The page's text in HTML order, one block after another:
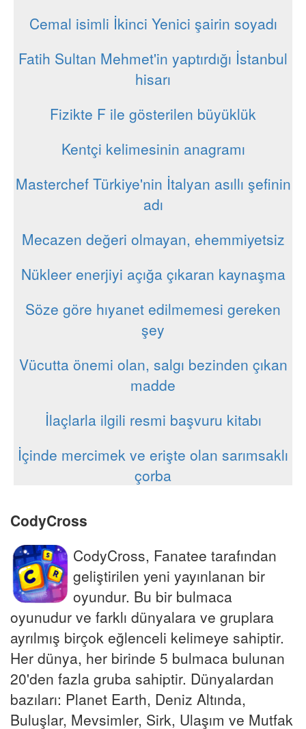
Cemal isimli İkinci Yenici şairin soyadı
Fatih Sultan Mehmet'in yaptırdığı İstanbul
hisarı
Fizikte F ile gösterilen büyüklük
Kentçi kelimesinin anagramı
Masterchef Türkiye'nin İtalyan asıllı şefinin
adı
Mecazen değeri olmayan, ehemmiyetsiz
Nükleer enerjiyi açığa çıkaran kaynaşma
Söze göre hıyanet edilmemesi gereken
şey
Vücutta önemi olan, salgı bezinden çıkan
madde
İlaçlarla ilgili resmi başvuru kitabı
İçinde mercimek ve erişte olan sarımsaklı
çorba
CodyCross
CodyCross, Fanatee tarafından
geliştirilen yeni yayınlanan bir
oyundur. Bu bir bulmaca
oyunudur ve farklı dünyalara ve gruplara
ayrılmış birçok eğlenceli kelimeye sahiptir.
Her dünya, her birinde 5 bulmaca bulunan
20'den fazla gruba sahiptir. Dünyalardan
bazıları: Planet Earth, Deniz Altında,
Buluşlar, Mevsimler, Sirk, Ulaşım ve Mutfak